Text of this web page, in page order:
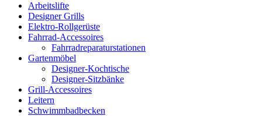
Arbeitslifte
Designer Grills
Elektro-Rollgerüste
Fahrrad-Accessoires
Fahrradreparaturstationen
Gartenmöbel
Designer-Kochtische
Designer-Sitzbänke
Grill-Accessoires
Leitern
Schwimmbadbecken